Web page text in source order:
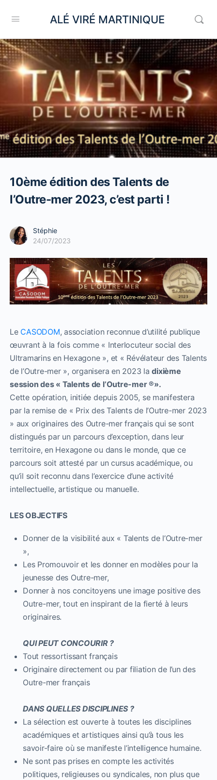
ALÉ VIRÉ MARTINIQUE
10ème édition des Talents de
l’Outre-mer 2023, c’est parti !
Stéphie
24/07/2023
Le CASODOM, association reconnue d’utilité publique
œuvrant à la fois comme « Interlocuteur social des
Ultramarins en Hexagone », et « Révélateur des Talents
de l’Outre-mer », organisera en 2023 ladixième
session des « Talents de l’Outre-mer ®».
Cette opération, initiée depuis 2005, se manifestera
par la remise de « Prix des Talents de l’Outre-mer 2023
» aux originaires des Outre-mer français qui se sont
distingués par un parcours d’exception, dans leur
territoire, en Hexagone ou dans le monde, que ce
parcours soit attesté par un cursus académique, ou
qu’il soit reconnu dans l’exercice d’une activité
intellectuelle, artistique ou manuelle.
LES OBJECTIFS
Donner de la visibilité aux « Talents de l’Outre-mer
»,
Les Promouvoir et les donner en modèles pour la
jeunesse des Outre-mer,
Donner à nos concitoyens une image positive des
Outre-mer, tout en inspirant de la fierté à leurs
originaires.
QUI PEUT CONCOURIR ?
Tout ressortissant français
Originaire directement ou par filiation de l’un des
Outre-mer français
DANS QUELLES DISCIPLINES ?
La sélection est ouverte à toutes les disciplines
académiques et artistiques ainsi qu’à tous les
savoir-faire où se manifeste l’intelligence humaine.
Ne sont pas prises en compte les activités
politiques, religieuses ou syndicales, non plus que